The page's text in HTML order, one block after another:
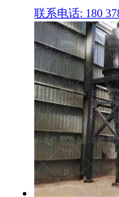
联系电话: 180